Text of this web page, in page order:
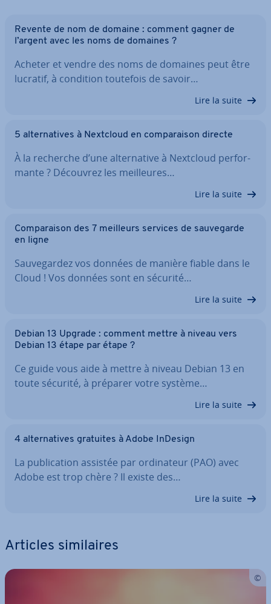
Revente de nom de domaine : comment gagner de
l’argent avec les noms de domaines ?
Acheter et vendre des noms de domaines peut être
lucratif, à condition toutefois de savoir…
Lire la suite
5 al­ter­na­tives à Nextcloud en com­pa­rai­son directe
À la recherche d’une al­ter­na­tive à Nextcloud per­for­
mante ? Découvrez les meil­leures…
Lire la suite
Com­pa­rai­son des 7 meilleurs services de sau­ve­garde
en ligne
Sau­ve­gar­dez vos données de manière fiable dans le
Cloud ! Vos données sont en sécurité…
Lire la suite
Debian 13 Upgrade : comment mettre à niveau vers
Debian 13 étape par étape ?
Ce guide vous aide à mettre à niveau Debian 13 en
toute sécurité, à préparer votre système…
Lire la suite
4 al­ter­na­tives gratuites à Adobe InDesign
La pu­bli­ca­tion assistée par or­di­na­teur (PAO) avec
Adobe est trop chère ? Il existe des…
Lire la suite
Articles si­mi­laires